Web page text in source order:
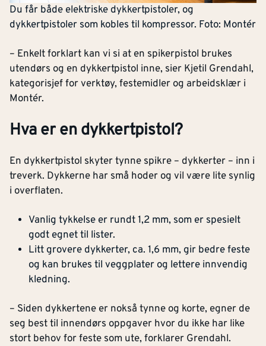
Du får både elektriske dykkertpistoler, og
dykkertpistoler som kobles til kompressor. Foto: Montér
– Enkelt forklart kan vi si at en spikerpistol brukes
utendørs og en dykkertpistol inne, sier Kjetil Grendahl,
kategorisjef for verktøy, festemidler og arbeidsklær i
Montér.
Hva er en dykkertpistol?
En dykkertpistol skyter tynne spikre – dykkerter – inn i
treverk. Dykkerne har små hoder og vil være lite synlig
i overflaten.
Vanlig tykkelse er rundt 1,2 mm, som er spesielt
godt egnet til lister.
Litt grovere dykkerter, ca. 1,6 mm, gir bedre feste
og kan brukes til veggplater og lettere innvendig
kledning.
– Siden dykkertene er nokså tynne og korte, egner de
seg best til innendørs oppgaver hvor du ikke har like
stort behov for feste som ute, forklarer Grendahl.